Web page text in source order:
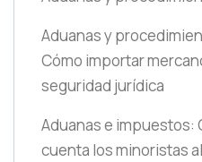
Aduanas y
Cómo importar
seguridad jurídica
Aduanas e impuestos:
cuenta los minoristas